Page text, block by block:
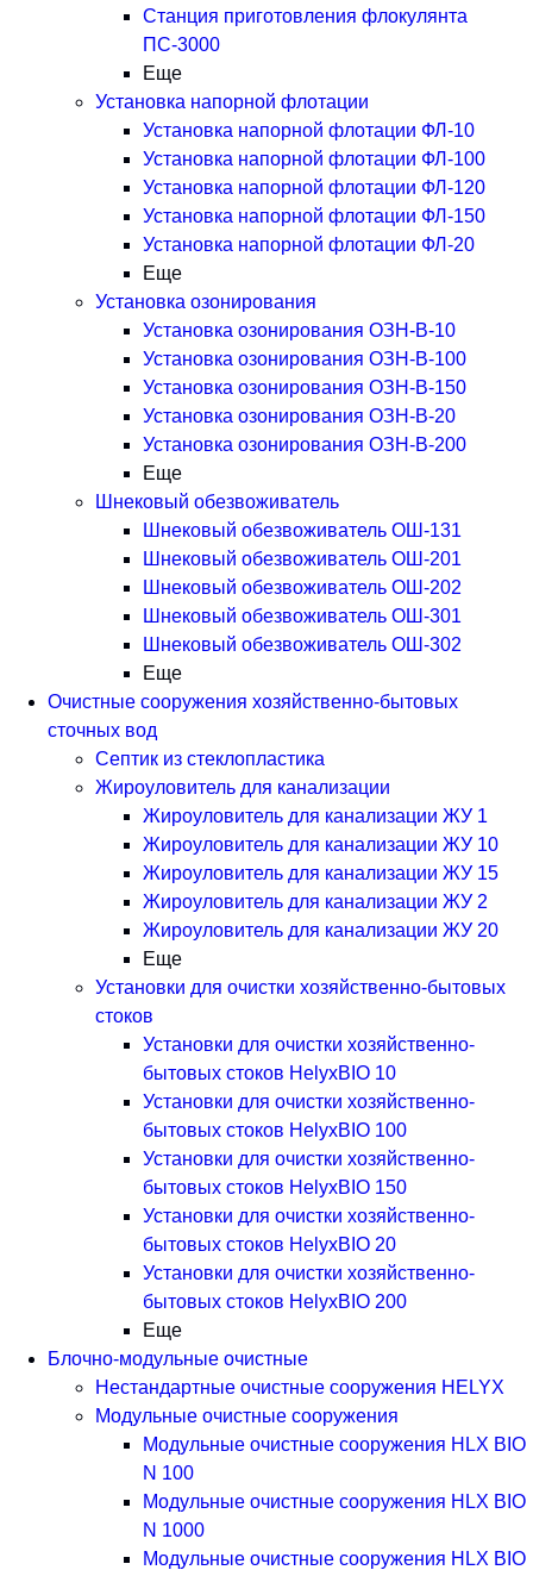
Станция приготовления флокулянта
ПС-3000
Еще
Установка напорной флотации
Установка напорной флотации ФЛ-10
Установка напорной флотации ФЛ-100
Установка напорной флотации ФЛ-120
Установка напорной флотации ФЛ-150
Установка напорной флотации ФЛ-20
Еще
Установка озонирования
Установка озонирования ОЗН-В-10
Установка озонирования ОЗН-В-100
Установка озонирования ОЗН-В-150
Установка озонирования ОЗН-В-20
Установка озонирования ОЗН-В-200
Еще
Шнековый обезвоживатель
Шнековый обезвоживатель ОШ-131
Шнековый обезвоживатель ОШ-201
Шнековый обезвоживатель ОШ-202
Шнековый обезвоживатель ОШ-301
Шнековый обезвоживатель ОШ-302
Еще
Очистные сооружения хозяйственно-бытовых
сточных вод
Септик из стеклопластика
Жироуловитель для канализации
Жироуловитель для канализации ЖУ 1
Жироуловитель для канализации ЖУ 10
Жироуловитель для канализации ЖУ 15
Жироуловитель для канализации ЖУ 2
Жироуловитель для канализации ЖУ 20
Еще
Установки для очистки хозяйственно-бытовых
стоков
Установки для очистки хозяйственно-
бытовых стоков HelyxBIO 10
Установки для очистки хозяйственно-
бытовых стоков HelyxBIO 100
Установки для очистки хозяйственно-
бытовых стоков HelyxBIO 150
Установки для очистки хозяйственно-
бытовых стоков HelyxBIO 20
Установки для очистки хозяйственно-
бытовых стоков HelyxBIO 200
Еще
Блочно-модульные очистные
Нестандартные очистные сооружения HELYX
Модульные очистные сооружения
Модульные очистные сооружения HLX BIO
N 100
Модульные очистные сооружения HLX BIO
N 1000
Модульные очистные сооружения HLX BIO